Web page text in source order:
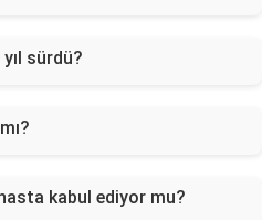
sürdü?
kabul ediyor mu?